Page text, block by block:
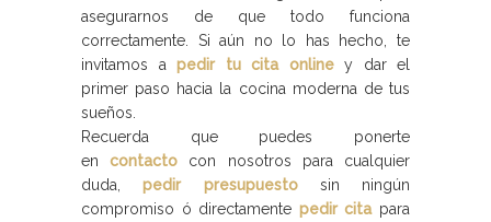
asegurarnos de que todo funciona
correctamente. Si aún no lo has hecho, te
invitamos a pedir tu cita onliney dar el
primer paso hacia la cocina moderna de tus
sueños.
Recuerda que puedes ponerte
encontacto
con nosotros para cualquier
duda,pedir presupuestosin ningún
compromiso ó directamente pedir citapara